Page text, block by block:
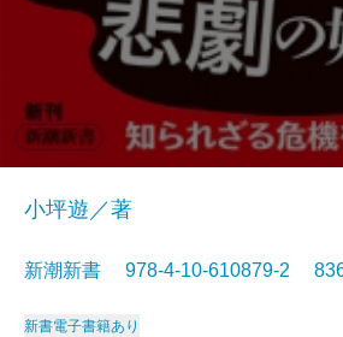
小坪遊／著
新潮新書 978-4-10-610879-2
新書電子書籍あり